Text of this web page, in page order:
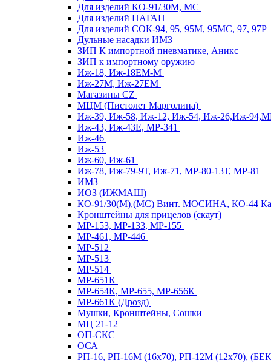
Для изделий КО-91/30М, МС
Для изделий НАГАН
Для изделий СОК-94, 95, 95М, 95МС, 97, 97Р
Дульные насадки ИМЗ
ЗИП К импортной пневматике, Аникс
ЗИП к импортному оружию
Иж-18, Иж-18ЕМ-М
Иж-27М, Иж-27ЕМ
Магазины CZ
МЦМ (Пистолет Марголина)
Иж-39, Иж-58, Иж-12, Иж-54, Иж-26,Иж-
Иж-43, Иж-43Е, МР-341
Иж-46
Иж-53
Иж-60, Иж-61
Иж-78, Иж-79-9Т, Иж-71, МР-80-13Т, МР-81
ИМЗ
ИОЗ (ИЖМАШ)
КО-91/30(М),(МС) Винт. МОСИНА, КО-44
Кронштейны для прицелов (скаут)
МР-153, МР-133, МР-155
МР-461, МР-446
МР-512
МР-513
МР-514
МР-651К
МР-654К, МР-655, МР-656К
МР-661К (Дрозд)
Мушки, Кронштейны, Сошки
МЦ 21-12
ОП-СКС
ОСА
РП-16, РП-16М (16х70), РП-12М (12х70),